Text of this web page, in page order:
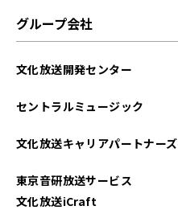
2025年04月
グループ会社
文化放送開発センター
セントラルミュージック
文化放送キャリアパートナーズ
東京音研放送サービス
文化放送iCraft